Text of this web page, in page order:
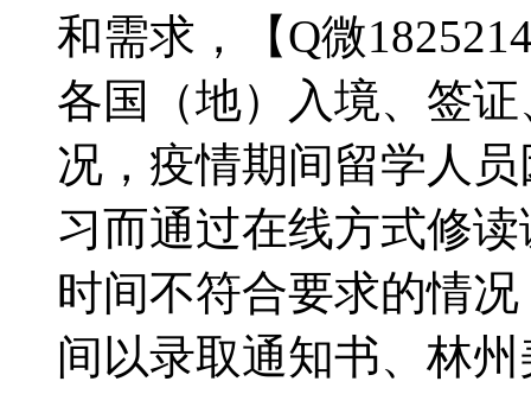
和需求，【Q微
各国（地）入境、签
况，疫情期间留学人
习而通过在线方式修
时间不符合要求的情
间以录取通知书、林